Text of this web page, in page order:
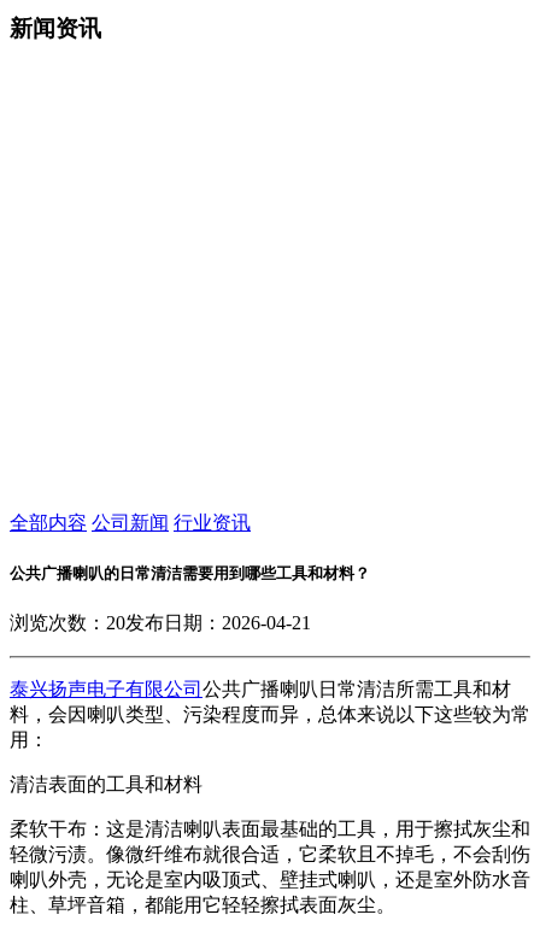
新闻资讯
全部内容 公司新闻 行业资讯
公共广播喇叭的日常清洁需要用到哪些工具和材料？
浏览次数： 20发布日期：2026-04-21
泰兴扬声电子有限公司 公共广播喇叭日常清洁所需工具和材
料，会因喇叭类型、污染程度而异，总体来说以下这些较为常
用：
清洁表面的工具和材料
柔软干布：这是清洁喇叭表面最基础的工具，用于擦拭灰尘和
轻微污渍。像微纤维布就很合适，它柔软且不掉毛，不会刮伤
喇叭外壳，无论是室内吸顶式、壁挂式喇叭，还是室外防水音
柱、草坪音箱，都能用它轻轻擦拭表面灰尘。